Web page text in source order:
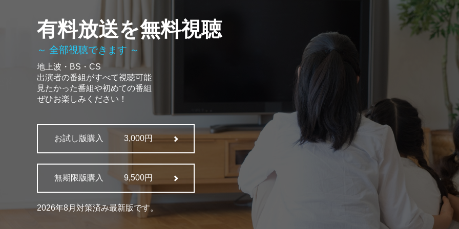
有料放送を無料視聴
～ 全部視聴できます ～
地上波・BS・CS
出演者の番組がすべて視聴可能
見たかった番組や初めての番組
ぜひお楽しみください！
お試し版購入 3,000円
無期限版購入 9,500円
2026年8月対策済み最新版です。